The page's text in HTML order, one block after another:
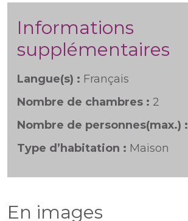
Informations
supplémentaires
Langue(s) : Français
Nombre de chambres : 2
Nombre de personnes(max.) :
Type d’habitation : Maison
En images